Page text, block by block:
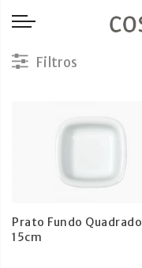
Prato Fundo Quadrado
15cm